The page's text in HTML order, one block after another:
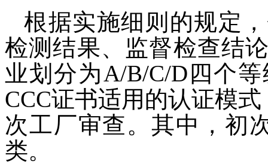
根据实施细则的规定
检测结果、监督检查结
业划分为A/B/C/D四个
CCC证书适用的认证模
次工厂审查。其中，初
类。